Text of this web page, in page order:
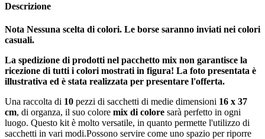
Descrizione
Nota Nessuna scelta di colori. Le borse saranno inviati nei colori
casuali.
La spedizione di prodotti nel pacchetto mix non garantisce la
ricezione di tutti i colori mostrati in figura! La foto presentata è
illustrativa ed è stata realizzata per presentare l'offerta.
Una raccolta di 10 pezzi di sacchetti di medie dimensioni 16 x 37
cm, di organza, il suo colore mix di colore sarà perfetto in ogni
luogo. Questo kit è molto versatile, in quanto permette l'utilizzo di
sacchetti in vari modi.Possono servire come uno spazio per riporre